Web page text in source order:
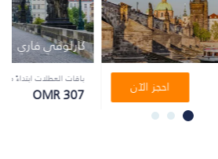
كارلوفي فاري
باقات العطلات ابتداءً من
OMR 307 احجز الآن